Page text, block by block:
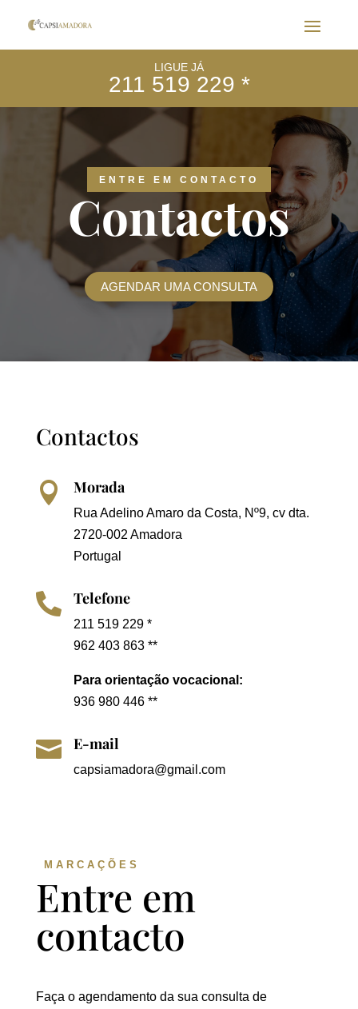
LIGUE JÁ
211 519 229 *
ENTRE EM CONTACTO
Contactos
AGENDAR UMA CONSULTA
Contactos
 Morada
Rua Adelino Amaro da Costa, Nº9, cv dta.
2720-002 Amadora
Portugal
 Telefone
211 519 229 *
962 403 863 **
Para orientação vocacional:
936 980 446 **
 E-mail
capsiamadora@gmail.com
MARCAÇÕES
Entre em
contacto
Faça o agendamento da sua consulta de